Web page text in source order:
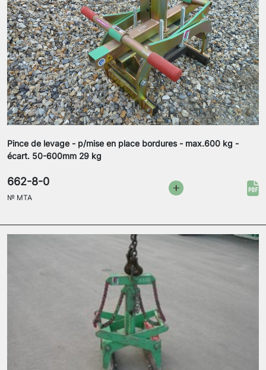
Pince de levage - p/mise en place bordures - max.600 kg -
écart. 50-600mm 29 kg
662-8-0
№ MTA